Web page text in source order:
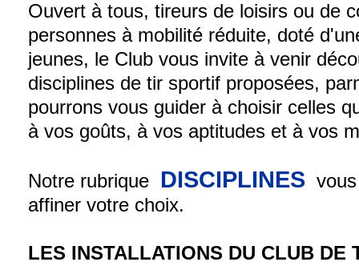
Ouvert à tous, tireurs de loisirs ou de
personnes à mobilité réduite, doté
jeunes, le Club vous invite à venir
disciplines de tir sportif proposées,
pourrons vous guider à choisir celles
à vos goûts, à vos aptitudes et à vos
Notre rubrique DISCIPLINES
affiner votre choix.
LES INSTALLATIONS DU CLUB DE